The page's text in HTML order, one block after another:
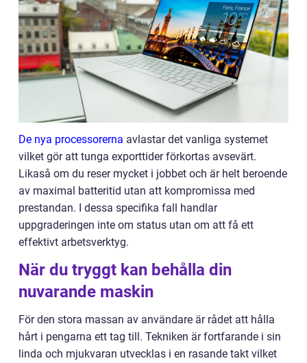
De nya processorerna avlastar det vanliga systemet
vilket gör att tunga exporttider förkortas avsevärt.
Likaså om du reser mycket i jobbet och är helt beroende
av maximal batteritid utan att kompromissa med
prestandan. I dessa specifika fall handlar
uppgraderingen inte om status utan om att få ett
effektivt arbetsverktyg.
När du tryggt kan behålla din
nuvarande maskin
För den stora massan av användare är rådet att hålla
hårt i pengarna ett tag till. Tekniken är fortfarande i sin
linda och mjukvaran utvecklas i en rasande takt vilket